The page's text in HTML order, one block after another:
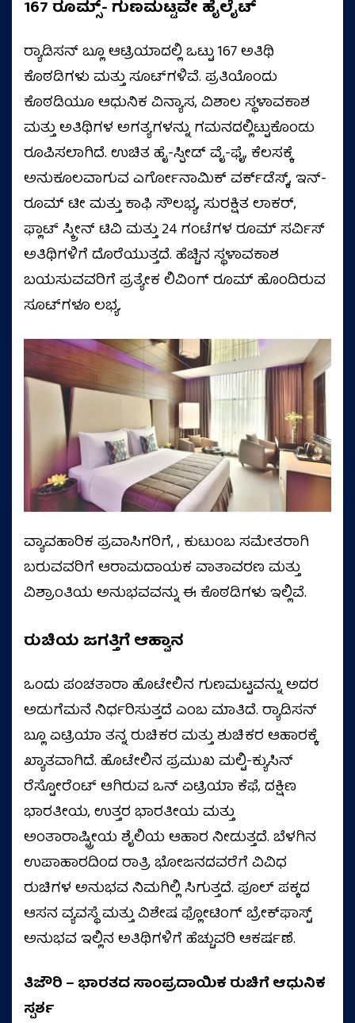
167 ರೂಮ್ಸ್- ಗುಣಮಟ್ಟವೇ ಹೈಲೈಟ್
ರ‍್ಯಾಡಿಸನ್ ಬ್ಲೂ ಆಟ್ರಿಯಾದಲ್ಲಿ ಒಟ್ಟು 167 ಅತಿಥಿ
ಕೊಠಡಿಗಳು ಮತ್ತು ಸೂಟ್‌ಗಳಿವೆ. ಪ್ರತಿಯೊಂದು
ಕೊಠಡಿಯೂ ಆಧುನಿಕ ವಿನ್ಯಾಸ, ವಿಶಾಲ ಸ್ಥಳಾವಕಾಶ
ಮತ್ತು ಅತಿಥಿಗಳ ಅಗತ್ಯಗಳನ್ನು ಗಮನದಲ್ಲಿಟ್ಟುಕೊಂಡು
ರೂಪಿಸಲಾಗಿದೆ. ಉಚಿತ ಹೈ-ಸ್ಪೀಡ್ ವೈ-ಫೈ, ಕೆಲಸಕ್ಕೆ
ಅನುಕೂಲವಾಗುವ ಎರ್ಗೋನಾಮಿಕ್ ವರ್ಕ್‌ಡೆಸ್ಕ್, ಇನ್-
ರೂಮ್ ಟೀ ಮತ್ತು ಕಾಫಿ ಸೌಲಭ್ಯ, ಸುರಕ್ಷಿತ ಲಾಕರ್,
ಫ್ಲಾಟ್ ಸ್ಕ್ರೀನ್ ಟಿವಿ ಮತ್ತು 24 ಗಂಟೆಗಳ ರೂಮ್ ಸರ್ವಿಸ್
ಅತಿಥಿಗಳಿಗೆ ದೊರೆಯುತ್ತದೆ. ಹೆಚ್ಚಿನ ಸ್ಥಳಾವಕಾಶ
ಬಯಸುವವರಿಗೆ ಪ್ರತ್ಯೇಕ ಲಿವಿಂಗ್ ರೂಮ್ ಹೊಂದಿರುವ
ಸೂಟ್‌ಗಳೂ ಲಭ್ಯ.
ವ್ಯಾವಹಾರಿಕ ಪ್ರವಾಸಿಗರಿಗೆ, , ಕುಟುಂಬ ಸಮೇತರಾಗಿ
ಬರುವವರಿಗೆ ಆರಾಮದಾಯಕ ವಾತಾವರಣ ಮತ್ತು
ವಿಶ್ರಾಂತಿಯ ಅನುಭವವನ್ನು ಈ ಕೊಠಡಿಗಳು ಇಲ್ಲಿವೆ.
ರುಚಿಯ ಜಗತ್ತಿಗೆ ಆಹ್ವಾನ
ಒಂದು ಪಂಚತಾರಾ ಹೊಟೇಲಿನ ಗುಣಮಟ್ಟವನ್ನು ಅದರ
ಅಡುಗೆಮನೆ ನಿರ್ಧರಿಸುತ್ತದೆ ಎಂಬ ಮಾತಿದೆ. ರ‍್ಯಾಡಿಸನ್
ಬ್ಲೂ ಏಟ್ರಿಯಾ ತನ್ನ ರುಚಿಕರ ಮತ್ತು ಶುಚಿಕರ ಆಹಾರಕ್ಕೆ
ಖ್ಯಾತವಾಗಿದೆ. ಹೊಟೇಲಿನ ಪ್ರಮುಖ ಮಲ್ಟಿ-ಕ್ಯುಸಿನ್
ರೆಸ್ಟೋರೆಂಟ್ ಆಗಿರುವ ಒನ್ ಏಟ್ರಿಯಾ ಕೆಫೆ, ದಕ್ಷಿಣ
ಭಾರತೀಯ, ಉತ್ತರ ಭಾರತೀಯ ಮತ್ತು
ಅಂತಾರಾಷ್ಟ್ರೀಯ ಶೈಲಿಯ ಆಹಾರ ನೀಡುತ್ತದೆ. ಬೆಳಗಿನ
ಉಪಾಹಾರದಿಂದ ರಾತ್ರಿ ಭೋಜನದವರೆಗೆ ವಿವಿಧ
ರುಚಿಗಳ ಅನುಭವ ನಿಮಗಿಲ್ಲಿ ಸಿಗುತ್ತದೆ. ಪೂಲ್ ಪಕ್ಕದ
ಆಸನ ವ್ಯವಸ್ಥೆ ಮತ್ತು ವಿಶೇಷ ಫ್ಲೋಟಿಂಗ್ ಬ್ರೇಕ್‌ಫಾಸ್ಟ್
ಅನುಭವ ಇಲ್ಲಿನ ಅತಿಥಿಗಳಿಗೆ ಹೆಚ್ಚುವರಿ ಆಕರ್ಷಣೆ.
ತಿಜೌರಿ – ಭಾರತದ ಸಾಂಪ್ರದಾಯಿಕ ರುಚಿಗೆ ಆಧುನಿಕ
ಸ್ಪರ್ಶ